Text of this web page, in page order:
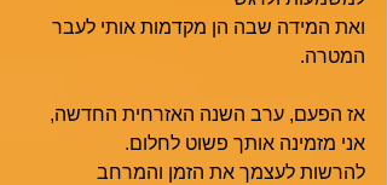
ואת המידה שבה הן מקדמות אותי לעבר
המטרה.
אז הפעם, ערב השנה האזרחית החדשה,
אני מזמינה אותך פשוט לחלום.
להרשות לעצמך את הזמן והמרחב